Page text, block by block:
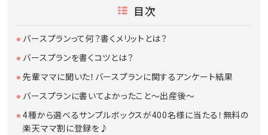
目次
バースプランって何？書くメリットとは？
バースプランを書くコツとは？
先輩ママに聞いた！バースプランに関するアンケート結果
バースプランに書いてよかったこと～出産後～
4種から選べるサンプルボックスが400名様に当たる！無料の
楽天ママ割に登録を♪